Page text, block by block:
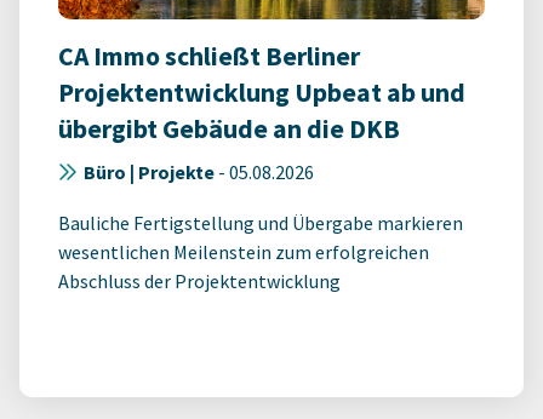
CA Immo schließt Berliner
Projektentwicklung Upbeat ab und
übergibt Gebäude an die DKB
Büro | Projekte - 05.08.2026
Bauliche Fertigstellung und Übergabe markieren
wesentlichen Meilenstein zum erfolgreichen
Abschluss der Projektentwicklung